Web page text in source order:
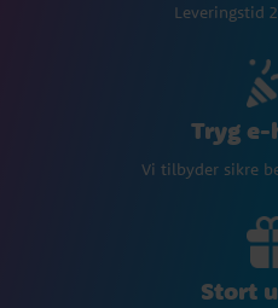
Leveringstid
Tryg
Vi tilbyder sikre
Stort